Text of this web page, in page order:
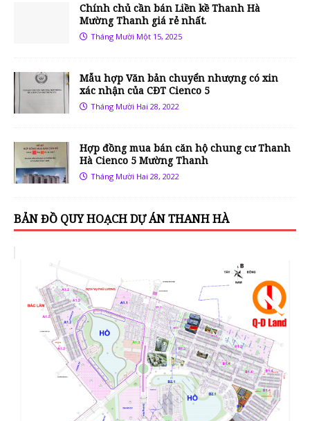
Chính chủ cần bán Liền kề Thanh Hà
Mường Thanh giá rẻ nhất.
Tháng Mười Một 15, 2025
Mẫu hợp Văn bản chuyển nhượng có xin
xác nhận của CĐT Cienco 5
Tháng Mười Hai 28, 2022
Hợp đồng mua bán căn hộ chung cư Thanh
Hà Cienco 5 Mường Thanh
Tháng Mười Hai 28, 2022
BẢN ĐỒ QUY HOẠCH DỰ ÁN THANH HÀ